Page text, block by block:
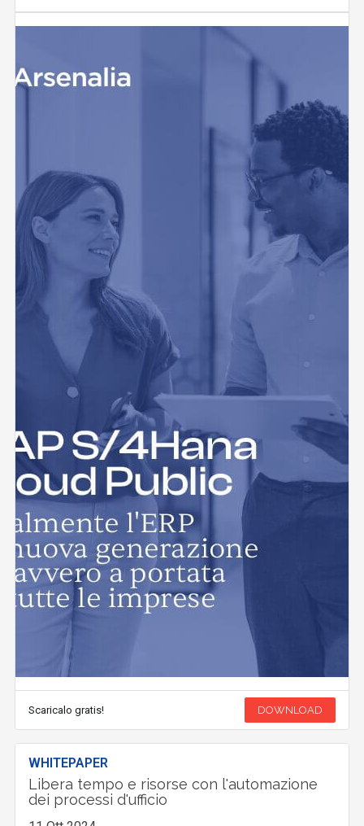
Scaricalo gratis! DOWNLOAD
WHITEPAPER
Libera tempo e risorse con l'automazione
dei processi d'ufficio